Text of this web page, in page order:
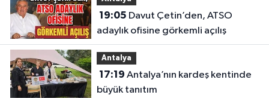
19:05
adaylık ofisine görkemli açılış
Antalya
17:19
büyük tanıtım